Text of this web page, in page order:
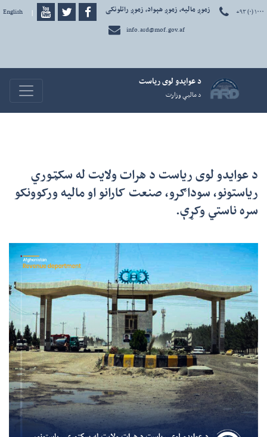
زموږ مالیه، زموږ هېواد، زموږ راتلونکی
info.ard@mof.gov.af
+۹۳ (۰) ۱۰۰۰ دری |
English
د عوايدو لوی رياست
د ماليې وزارت
د عوایدو لوی ریاست د هرات ولایت له سکټوري
ریاستونو، سوداګرو، صنعت کارانو او مالیه ورکوونکو
سره ناستي وکړې.